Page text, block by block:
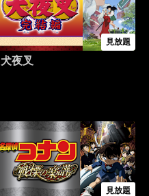
見放題
犬夜叉
見放題